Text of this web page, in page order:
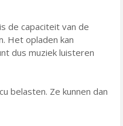
de capaciteit van de
Het opladen kan
dus muziek luisteren
belasten. Ze kunnen dan